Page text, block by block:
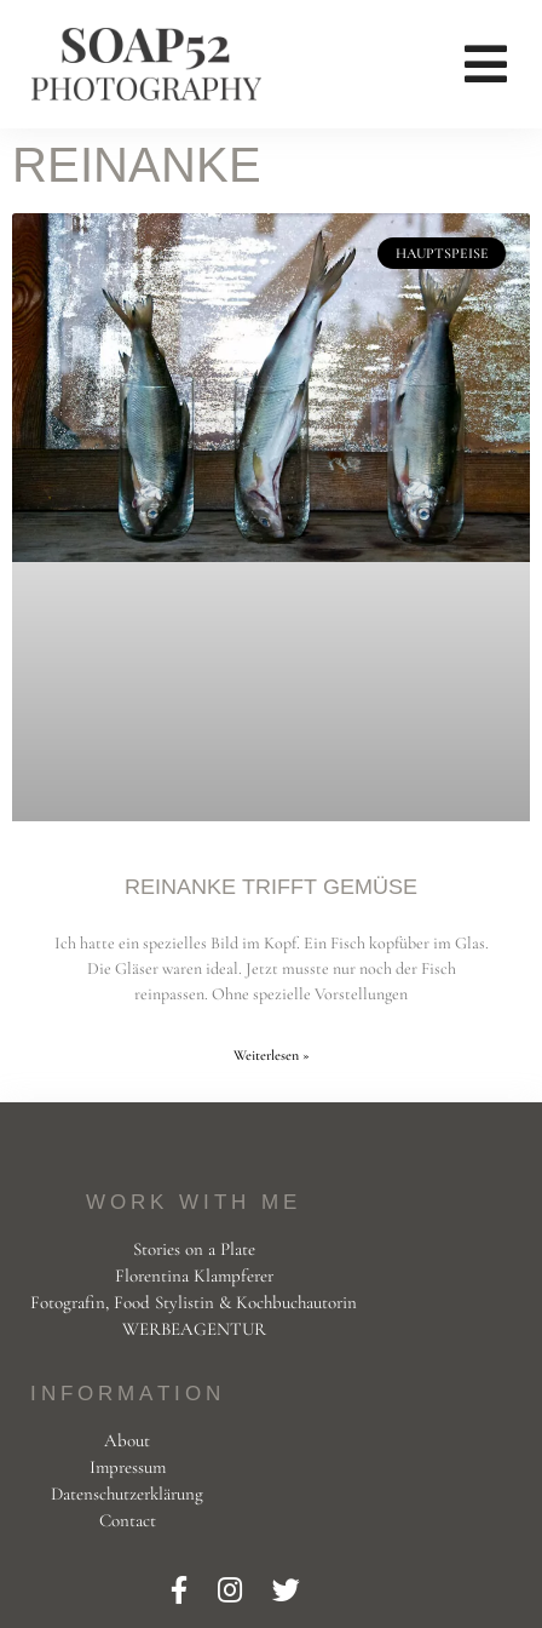
REINANKE
HAUPTSPEISE
REINANKE TRIFFT GEMÜSE
Ich hatte ein spezielles Bild im Kopf. Ein Fisch kopfüber im Glas.
Die Gläser waren ideal. Jetzt musste nur noch der Fisch
reinpassen. Ohne spezielle Vorstellungen
Weiterlesen »
WORK WITH ME
Stories on a Plate
Florentina Klampferer
Fotografin, Food Stylistin & Kochbuchautorin
WERBEAGENTUR
INFORMATION
About
Impressum
Datenschutzerklärung
Contact